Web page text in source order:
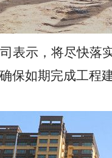
表示，将尽快落
保如期完成工程